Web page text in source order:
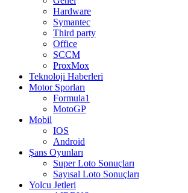
Hardware
Symantec
Third party
Office
SCCM
ProxMox
Teknoloji Haberleri
Motor Sporları
Formula1
MotoGP
Mobil
IOS
Android
Şans Oyunları
Super Loto Sonuçları
Sayısal Loto Sonuçları
Yolcu Jetleri